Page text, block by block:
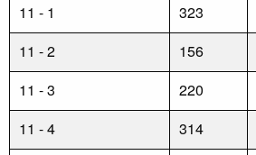
11 - 1
323
11 - 2
156
11 - 3
220
11 - 4
314